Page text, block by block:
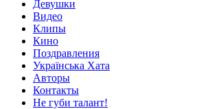
Девушки
Видео
Клипы
Кино
Поздравления
Українська Хата
Авторы
Контакты
Не губи талант!